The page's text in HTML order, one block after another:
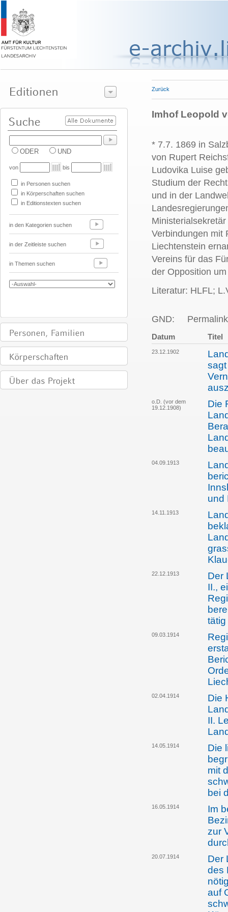
ODER UND
von bis
in Personen suchen
in Körperschaften suchen
in Editionstexten suchen
in den Kategorien suchen
in der Zeitleiste suchen
in Themen suchen
Zurück
Imhof Leopold
* 7.7. 1869 in
von Rupert
Ludovika Luise
Studium der
und in der
Verbindungen mit
Liechtenstein
Vereins für das
der Opposition
Literatur: HLFL;
GND:
Datum Titel
23.12.1902
o.D. (vor dem
19.12.1908)
Die
04.09.1913
und
14.11.1913
22.12.1913
Der
II.,
09.03.1914
02.04.1914
Die
II.
14.05.1914
Die
mit
bei
16.05.1914
Im
zur
20.07.1914
Der
des
auf